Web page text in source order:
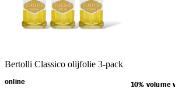
Bertolli Classico olijfolie 3-pack
online 10% volume